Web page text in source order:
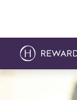
Слайд 1 из 1